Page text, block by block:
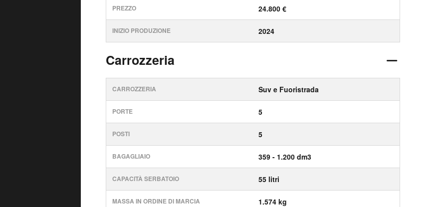
PREZZO 24.800 €
INIZIO PRODUZIONE 2024
Carrozzeria
CARROZZERIA Suv e Fuoristrada
PORTE 5
POSTI 5
BAGAGLIAIO 359 - 1.200 dm3
CAPACITÀ SERBATOIO 55 litri
MASSA IN ORDINE DI MARCIA 1.574 kg